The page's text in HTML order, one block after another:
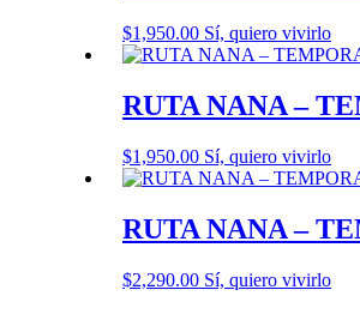
$1,950.00 Sí, quiero vivirlo
RUTA NANA –
$1,950.00 Sí, quiero vivirlo
RUTA NANA –
$2,290.00 Sí, quiero vivirlo